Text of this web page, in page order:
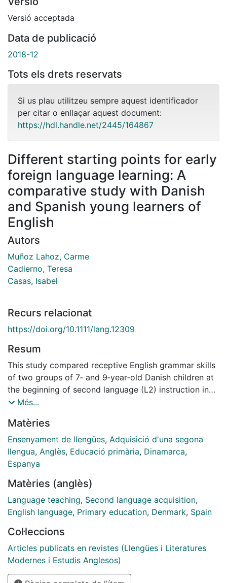
Versió acceptada
Data de publicació
2018-12
Tots els drets reservats
Si us plau utilitzeu sempre aquest identificador
per citar o enllaçar aquest document:
https://hdl.handle.net/2445/164867
Different starting points for early
foreign language learning: A
comparative study with Danish
and Spanish young learners of
English
Autors
Muñoz Lahoz, Carme
Cadierno, Teresa
Casas, Isabel
Recurs relacionat
https://doi.org/10.1111/lang.12309
Resum
This study compared receptive English grammar skills
of two groups of 7‐ and 9‐year‐old Danish children at
the beginning of second language (L2) instruction in
English, and two groups of Spanish/Catalan children of
study examined the influence of two language‐related
factors (receptive vocabulary skills, cognate linguistic
distance) and two context‐related factors (amount of
formal instruction, frequency of exposure to English
variable. Results revealed that the amount of formal
instruction had a lesser role in the children's receptive
grammar knowledge than cognate linguistic distance
with audiovisual material). These factors may explain
why Danish children's receptive knowledge of English
prior to school instruction is largely similar to that of
Spanish children after several years of instruction,
Més...
Matèries
Ensenyament de llengües, Adquisició d'una segona
llengua, Anglès, Educació primària, Dinamarca,
Espanya
Matèries (anglès)
Language teaching, Second language acquisition,
English language, Primary education, Denmark, Spain
Col·leccions
Articles publicats en revistes (Llengües i Literatures
Modernes i Estudis Anglesos)